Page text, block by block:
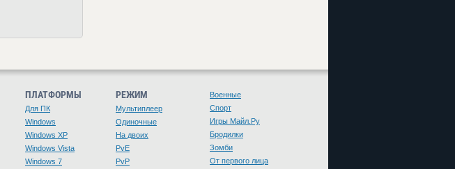
ПЛАТФОРМЫ
Для ПК
Windows
Windows XP
Windows Vista
Windows 7
РЕЖИМ
Мультиплеер
Одиночные
На двоих
PvE
PvP
Военные
Спорт
Игры Майл.Ру
Бродилки
Зомби
От первого лица